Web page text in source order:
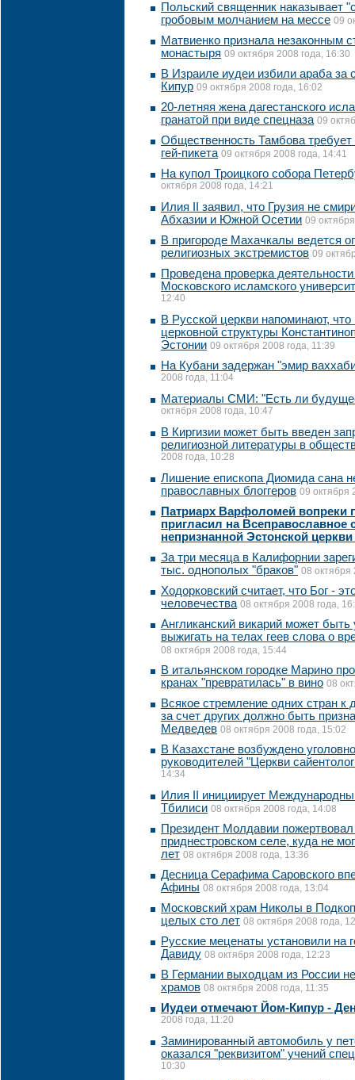
Польский священник наказывает
гробовым молчанием на мессе 09
Матвиенко признала незаконным
монастыря 09 октября 2008 года, 16:30
В Израиле иудеи избили араба
Кипур 09 октября 2008 года, 16:02
20-летняя жена дагестанского
гранатой при виде спецназа 09
Общественность Тамбова требует
гей-пикета 09 октября 2008 года, 14:41
Hа купол Троицкого собора
октября 2008 года, 14:21
Илия II заявил, что Грузия не
Абхазии и Южной Осетии 09
В пригороде Махачкалы ведется
религиозных экстремистов 09
Проведена проверка
Московского исламского
12:40
В Русской церкви напоминают,
церковной структуры
Эстонии 09 октября 2008 года, 11:39
На Кубани задержан "эмир
2008 года, 11:04
Материалы СМИ: "Есть ли
октября 2008 года, 10:47
В Киргизии может быть введен
религиозной литературы в
2008 года, 10:28
Лишение епископа Диомида сана
православных блоггеров 09 октября
Патриарх Варфоломей вопреки
пригласил на Всеправославное
непризнанной Эстонской церкви
За три месяца в Калифорнии
тыс. однополых "браков" 08 октября
Ходорковский считает, что Бог -
человечества 08 октября 2008 года,
Англиканский викарий может
выжигать на телах геев слова о
08 октября 2008 года, 15:44
В итальянском городке Марино
кранах "превратилась" в вино 08
Всякое стремление одних стран к
за счет других должно быть
Медведев 08 октября 2008 года, 15:02
В Казахстане возбуждено
руководителей "Церкви
14:34
Илия II инициирует
Тбилиси 08 октября 2008 года, 14:08
Президент Молдавии
приднестровском селе, куда не
лет 08 октября 2008 года, 13:36
Десница Серафима Саровского
Афины 08 октября 2008 года, 13:04
Московский храм Николы в
целых сто лет 08 октября 2008 года,
Русские меценаты установили на
Давиду 08 октября 2008 года, 12:23
В Германии выходцам из России
храмов 08 октября 2008 года, 11:35
Иудеи отмечают Йом-Кипур -
2008 года, 11:20
Заминированный автомобиль у
оказался "реквизитом" учений
10:30